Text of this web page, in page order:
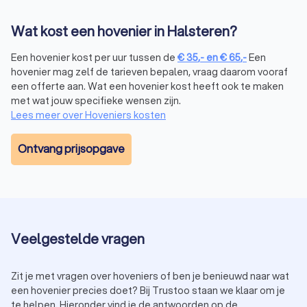
gemiddeld tussen € 50 tot € 100 per m2, afhankelijk van
Tuinonderhoud:voor regulier onderhoud betaal je vaak
een uurtarief tussen € 35,- tot € 65,-, afhankelijk van de
ervaring van de hovenier.
Wil je besparen op de kosten? Vraag dan meerdere offertes
aan via Trustoo. Zo vergelijk je eenvoudig prijzen en maak je
de beste keuze.
project dat je wilt uitvoeren, zoals tuinaanleg,
onderhoud of renovatie.
een indruk te krijgen van de kwaliteit van het werk.
Certificeringen: controleer of de hovenier gecertificeerd
Wat kost een hovenier in Halsteren?
Een hovenier kost per uur tussen de €35,- en€65,-Een
hovenier mag zelf de tarieven bepalen, vraag daarom vooraf
een offerte aan. Wat een hovenier kost heeft ook te maken
met wat jouw specifieke wensen zijn.
Lees meer over Hoveniers kosten
Ontvang prijsopgave
Veelgestelde vragen
Zit je met vragen over hoveniers of ben je benieuwd naar wat
een hovenier precies doet? Bij Trustoo staan we klaar om je